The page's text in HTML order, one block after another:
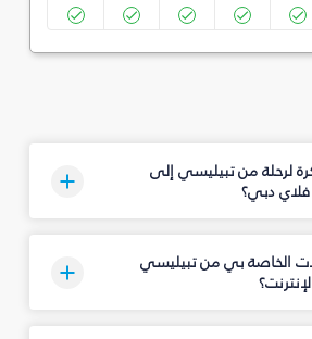
لرحلة من تبيليسي إلى
دبي؟
الخاصة بي من تبيليسي